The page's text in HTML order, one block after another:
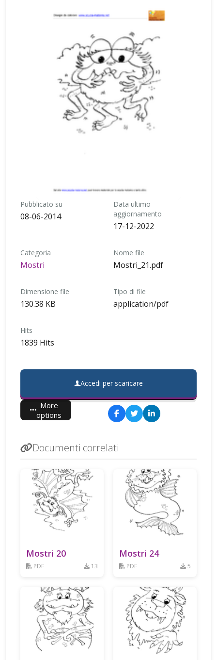
Pubblicato su
08-06-2014
Data ultimo
aggiornamento
17-12-2022
Categoria
Mostri
Nome file
Mostri_21.pdf
Dimensione file
130.38 KB
Tipo di file
application/pdf
Hits
1839 Hits
Accedi per scaricare
More
options
Documenti correlati
Mostri 20
PDF 13
Mostri 24
PDF 5